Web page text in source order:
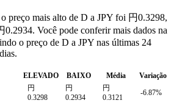
preço mais alto de D a JPY foi 円0.3298,
0.2934. Você pode conferir mais dados na
o preço de D a JPY nas últimas 24
ELEVADO BAIXO Média
Variação
円
0.3298
円
0.2934
円
0.3121
-6.87%